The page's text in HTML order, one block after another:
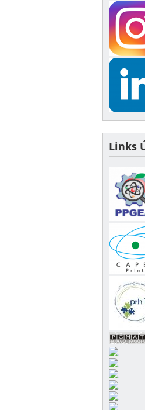
Links